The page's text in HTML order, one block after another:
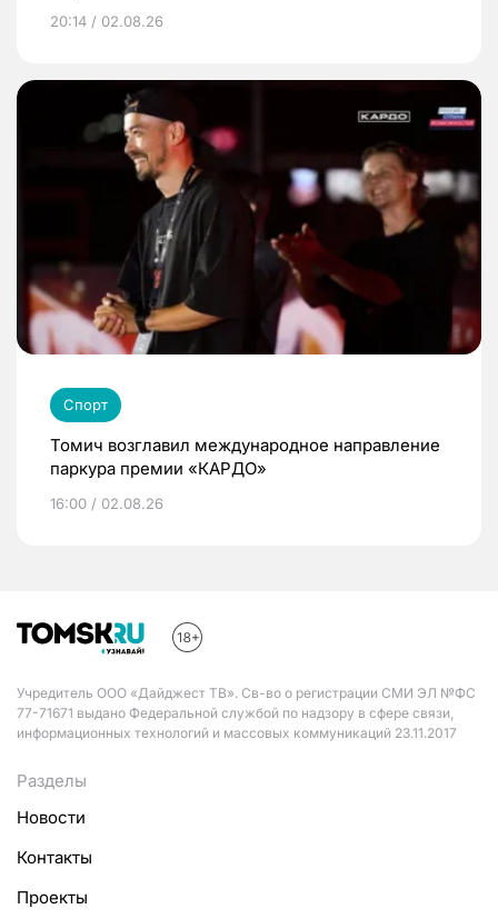
20:14 / 02.08.26
Спорт
Томич возглавил международное направление
паркура премии «КАРДО»
16:00 / 02.08.26
Учредитель ООО «Дайджест ТВ». Св-во о регистрации СМИ ЭЛ №ФС
77-71671 выдано Федеральной службой по надзору в сфере связи,
информационных технологий и массовых коммуникаций 23.11.2017
Разделы
Новости
Контакты
Проекты